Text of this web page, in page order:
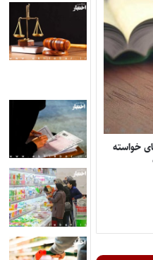
خواسته